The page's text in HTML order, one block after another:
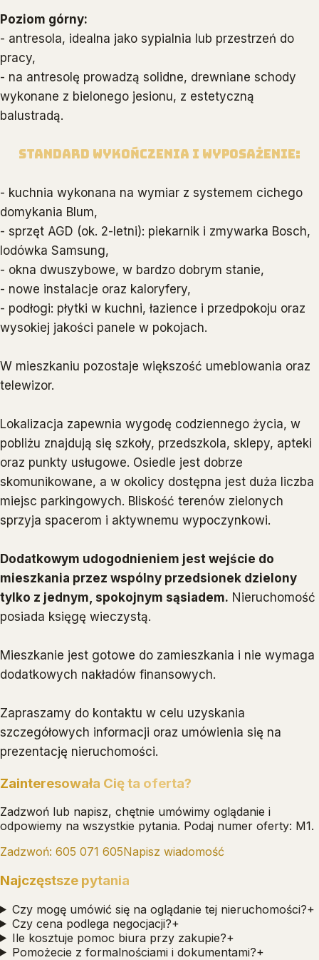
Poziom górny:
- antresola, idealna jako sypialnia lub przestrzeń do
pracy,
- na antresolę prowadzą solidne, drewniane schody
wykonane z bielonego jesionu, z estetyczną
balustradą.
Standard wykończenia i wyposażenie:
- kuchnia wykonana na wymiar z systemem cichego
domykania Blum,
- sprzęt AGD (ok. 2-letni): piekarnik i zmywarka Bosch,
lodówka Samsung,
- okna dwuszybowe, w bardzo dobrym stanie,
- nowe instalacje oraz kaloryfery,
- podłogi: płytki w kuchni, łazience i przedpokoju oraz
wysokiej jakości panele w pokojach.
W mieszkaniu pozostaje większość umeblowania oraz
telewizor.
Lokalizacja zapewnia wygodę codziennego życia, w
pobliżu znajdują się szkoły, przedszkola, sklepy, apteki
oraz punkty usługowe. Osiedle jest dobrze
skomunikowane, a w okolicy dostępna jest duża liczba
miejsc parkingowych. Bliskość terenów zielonych
sprzyja spacerom i aktywnemu wypoczynkowi.
Dodatkowym udogodnieniem jest wejście do
mieszkania przez wspólny przedsionek dzielony
tylko z jednym, spokojnym sąsiadem. Nieruchomość
posiada księgę wieczystą.
Mieszkanie jest gotowe do zamieszkania i nie wymaga
dodatkowych nakładów finansowych.
Zapraszamy do kontaktu w celu uzyskania
szczegółowych informacji oraz umówienia się na
prezentację nieruchomości.
Zainteresowała Cię ta oferta?
Zadzwoń lub napisz, chętnie umówimy oglądanie i
odpowiemy na wszystkie pytania. Podaj numer oferty: M1.
Zadzwoń: 605 071 605Napisz wiadomość
Najczęstsze pytania
Czy mogę umówić się na oglądanie tej nieruchomości?+
Czy cena podlega negocjacji?+
Ile kosztuje pomoc biura przy zakupie?+
Pomożecie z formalnościami i dokumentami?+